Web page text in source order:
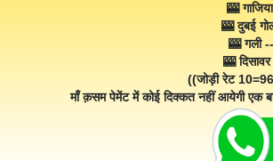
🎰
🎰 दुबई
🎰 गली
🎰
((जोड़ी रेट
माँ क़सम पेमेंट में कोई दिक्कत नहीं आयेगी एक